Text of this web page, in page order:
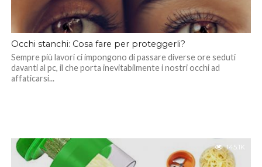
Occhi stanchi: Cosa fare per proteggerli?
Sempre più lavori ci impongono di passare diverse ore seduti
davanti al pc, il che porta inevitabilmente i nostri occhi ad
affaticarsi...
145.1K